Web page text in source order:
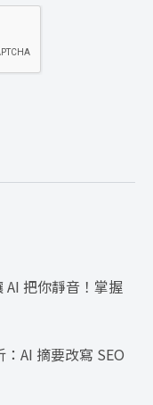
AI 把你靜音！掌握
AI 摘要改寫 SEO